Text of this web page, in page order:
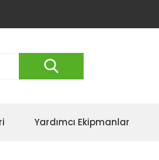
Yardımcı Ekipmanlar